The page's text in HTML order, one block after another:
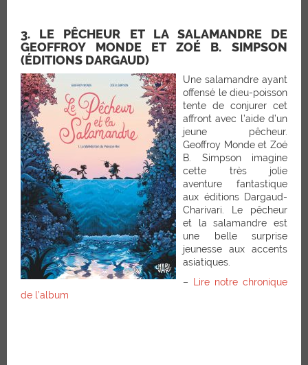
3. LE PÊCHEUR ET LA SALAMANDRE DE
GEOFFROY MONDE ET ZOÉ B. SIMPSON
(ÉDITIONS DARGAUD)
Une salamandre ayant
offensé le dieu-poisson
tente de conjurer cet
affront avec l’aide d’un
jeune pêcheur.
Geoffroy Monde et Zoé
B. Simpson imagine
cette très jolie
aventure fantastique
aux éditions Dargaud-
Charivari. Le pêcheur
et la salamandre est
une belle surprise
jeunesse aux accents
asiatiques.
–
Lire notre chronique
de l’album